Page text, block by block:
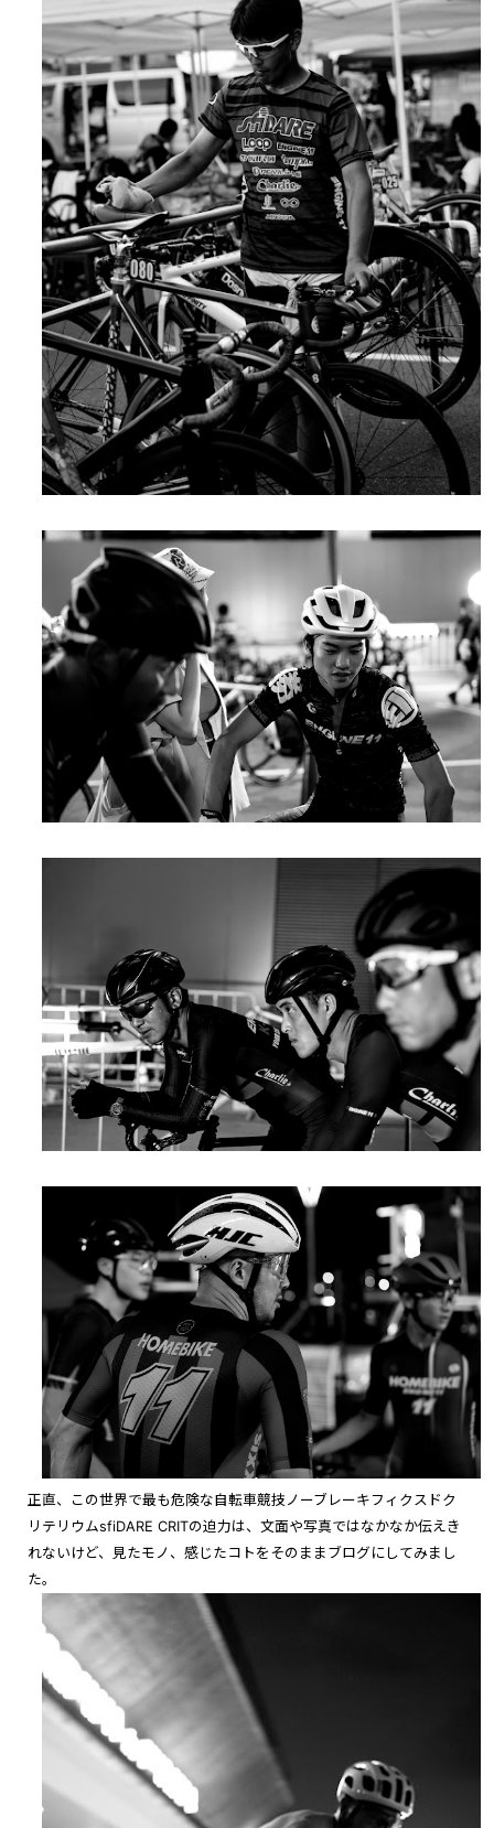
正直、この世界で最も危険な自転車競技ノーブレーキフィクスドク
リテリウムsfiDARE CRITの迫力は、文面や写真ではなかなか伝えき
れないけど、見たモノ、感じたコトをそのままブログにしてみまし
た。